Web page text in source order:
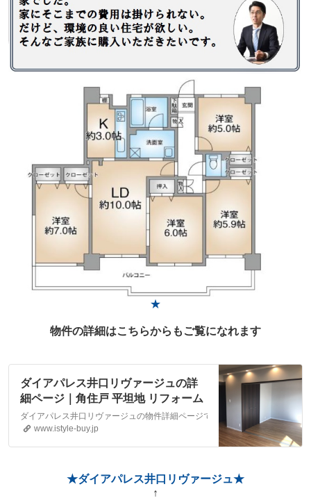
★
物件の詳細はこちらからもご覧になれます
ダイアパレス井口リヴァージュの詳
細ページ｜角住戸 平坦地 リフォーム
｜広島市の不動産ならアイスタイル
株式会社
ダイアパレス井口リヴァージュの物件詳細ページです。修大協創中高前駅
www.istyle-buy.jp
★ダイアパレス井口リヴァージュ★
↑